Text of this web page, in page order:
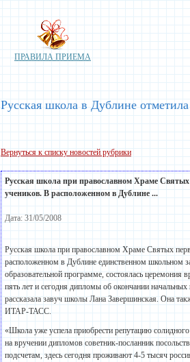
ПРАВИЛА ПРИЕМА
Русская школа в Дублине
Вернуться к списку новостей рубрики
Русская школа при православном Храме
учеников. В расположенном в Дублине ...
Дата: 31/05/2008
Русская школа при православном Храме Святых
расположенном в Дублине единственном школьном
образовательной программе, состоялась
пять лет и сегодня дипломы об окончании
рассказала завуч школы Лана Завершинская. Она
ИТАР-ТАСС.
«Школа уже успела приобрести репутацию
на вручении дипломов советник-посланник
подсчетам, здесь сегодня проживают 4-5 тысяч